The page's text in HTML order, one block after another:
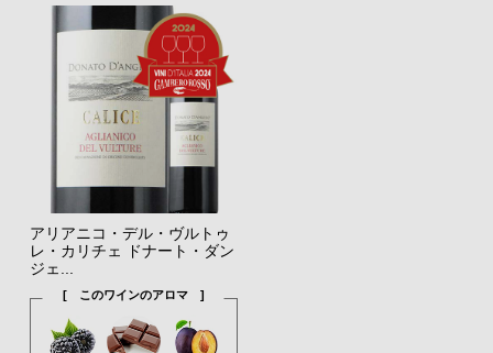
アリアニコ・デル・ヴルトゥ
レ・カリチェ ドナート・ダン
ジェ...
[ このワインのアロマ ]